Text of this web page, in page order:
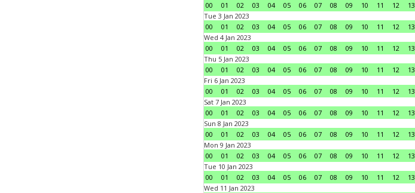
00
01 02 03 04 05 06 07 08 09 10 11 12 13
Tue 3 Jan 2023
00
01 02 03 04 05 06 07 08 09 10 11 12 13
Wed 4 Jan 2023
00
01 02 03 04 05 06 07 08 09 10 11 12 13
Thu 5 Jan 2023
00
01 02 03 04 05 06 07 08 09 10 11 12 13
Fri 6 Jan 2023
00
01 02 03 04 05 06 07 08 09 10 11 12 13
Sat 7 Jan 2023
00
01 02 03 04 05 06 07 08 09 10 11 12 13
Sun 8 Jan 2023
00
01 02 03 04 05 06 07 08 09 10 11 12 13
Mon 9 Jan 2023
00
01 02 03 04 05 06 07 08 09 10 11 12 13
Tue 10 Jan 2023
00
01 02 03 04 05 06 07 08 09 10 11 12 13
Wed 11 Jan 2023